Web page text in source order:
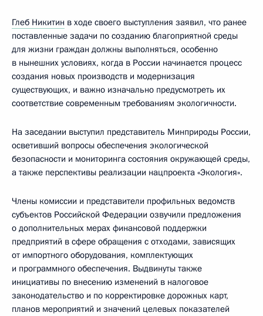
Глеб Никитин в ходе своего выступления заявил, что ранее
поставленные задачи по созданию благоприятной среды
для жизни граждан должны выполняться, особенно
в нынешних условиях, когда в России начинается процесс
создания новых производств и модернизация
существующих, и важно изначально предусмотреть их
соответствие современным требованиям экологичности.
На заседании выступил представитель Минприроды России,
осветивший вопросы обеспечения экологической
безопасности и мониторинга состояния окружающей среды,
а также перспективы реализации нацпроекта «Экология».
Члены комиссии и представители профильных ведомств
субъектов Российской Федерации озвучили предложения
о дополнительных мерах финансовой поддержки
предприятий в сфере обращения с отходами, зависящих
от импортного оборудования, комплектующих
и программного обеспечения. Выдвинуты также
инициативы по внесению изменений в налоговое
законодательство и по корректировке дорожных карт,
планов мероприятий и значений целевых показателей